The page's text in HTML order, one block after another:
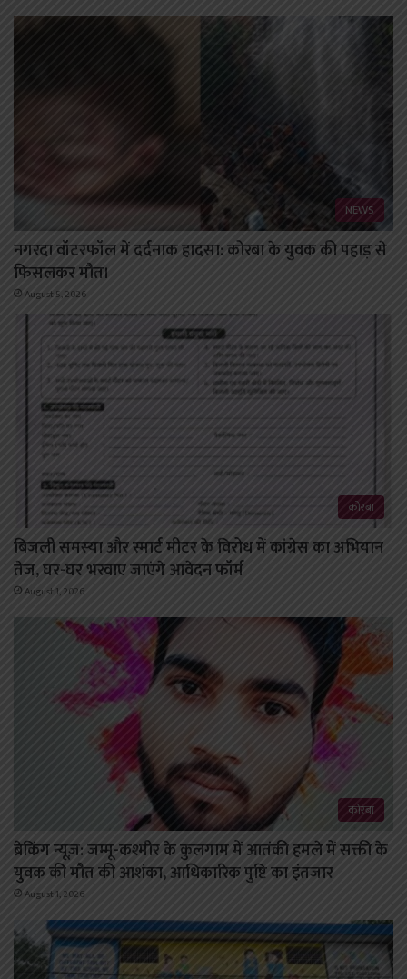
NEWS
नगरदा वॉटरफॉल में दर्दनाक हादसा: कोरबा के युवक की पहाड़ से
फिसलकर मौत।
August 5, 2026
कोरबा
बिजली समस्या और स्मार्ट मीटर के विरोध में कांग्रेस का अभियान
तेज, घर-घर भरवाए जाएंगे आवेदन फॉर्म
August 1, 2026
कोरबा
ब्रेकिंग न्यूज़: जम्मू-कश्मीर के कुलगाम में आतंकी हमले में सक्ती के
युवक की मौत की आशंका, आधिकारिक पुष्टि का इंतजार
August 1, 2026